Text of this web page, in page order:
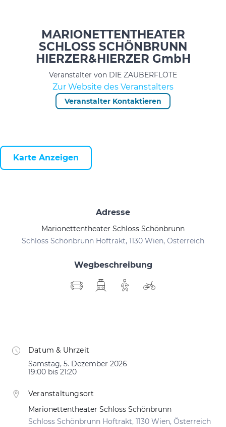
MARIONETTENTHEATER
SCHLOSS SCHÖNBRUNN
HIERZER&HIERZER GmbH
Veranstalter von DIE ZAUBERFLÖTE
Zur Website des Veranstalters
Veranstalter Kontaktieren
Karte Anzeigen
Adresse
Marionettentheater Schloss Schönbrunn
Schloss Schönbrunn Hoftrakt, 1130 Wien, Österreich
Wegbeschreibung
Datum & Uhrzeit
Samstag, 5. Dezember 2026
19:00 bis 21:20
Veranstaltungsort
Marionettentheater Schloss Schönbrunn
Schloss Schönbrunn Hoftrakt, 1130 Wien, Österreich